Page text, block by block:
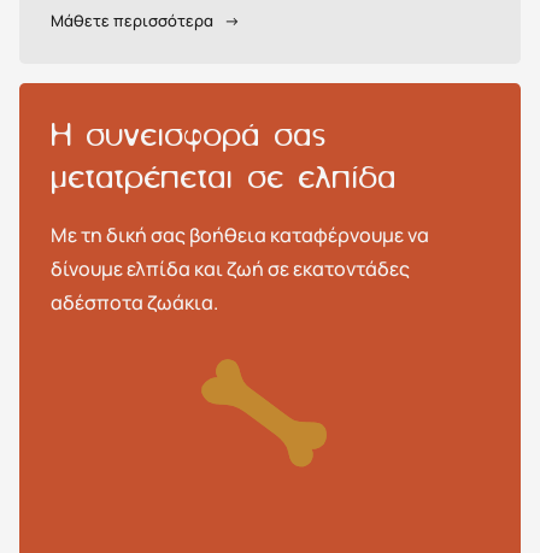
Μάθετε περισσότερα →
H συνεισφορά σας
μετατρέπεται σε ελπίδα
Με τη δική σας βοήθεια καταφέρνουμε να
δίνουμε ελπίδα και ζωή σε εκατοντάδες
αδέσποτα ζωάκια.